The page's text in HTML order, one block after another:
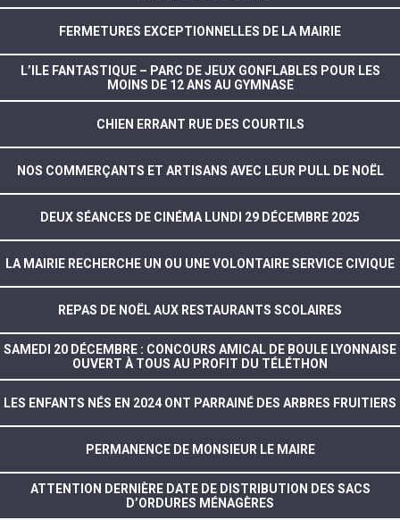
FERMETURES EXCEPTIONNELLES DE LA MAIRIE
L’ILE FANTASTIQUE – PARC DE JEUX GONFLABLES POUR LES
MOINS DE 12 ANS AU GYMNASE
CHIEN ERRANT RUE DES COURTILS
NOS COMMERÇANTS ET ARTISANS AVEC LEUR PULL DE NOËL
DEUX SÉANCES DE CINÉMA LUNDI 29 DÉCEMBRE 2025
LA MAIRIE RECHERCHE UN OU UNE VOLONTAIRE SERVICE CIVIQUE
REPAS DE NOËL AUX RESTAURANTS SCOLAIRES
SAMEDI 20 DÉCEMBRE : CONCOURS AMICAL DE BOULE LYONNAISE
OUVERT À TOUS AU PROFIT DU TÉLÉTHON
LES ENFANTS NÉS EN 2024 ONT PARRAINÉ DES ARBRES FRUITIERS
PERMANENCE DE MONSIEUR LE MAIRE
ATTENTION DERNIÈRE DATE DE DISTRIBUTION DES SACS
D’ORDURES MÉNAGÈRES